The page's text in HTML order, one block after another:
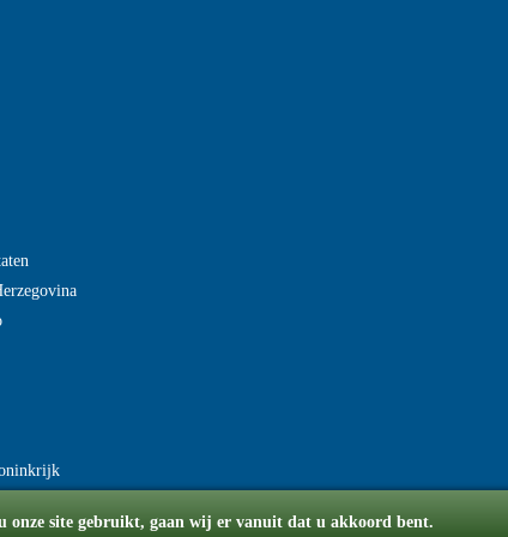
onze site gebruikt, gaan wij er vanuit dat u akkoord bent.
2026 flydriveeuropa.nl